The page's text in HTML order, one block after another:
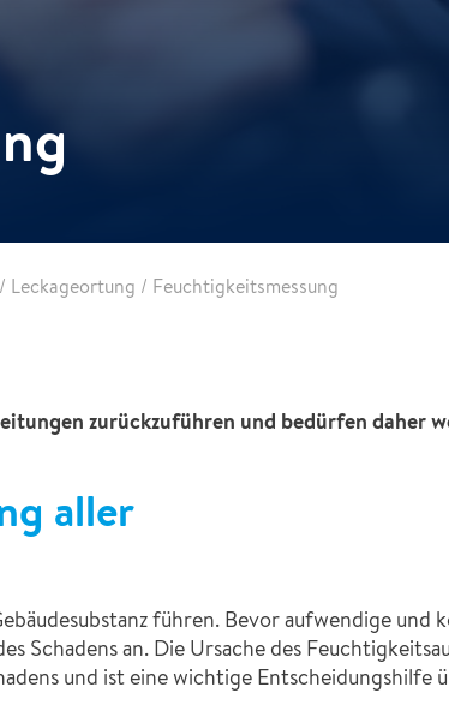
/ Leckageortung / Feuchtigkeitsmessung
zurückzuführen und bedürfen daher
aller
führen. Bevor aufwendige und
Schadens an. Die Ursache des
und ist eine wichtige Entscheidungshilfe